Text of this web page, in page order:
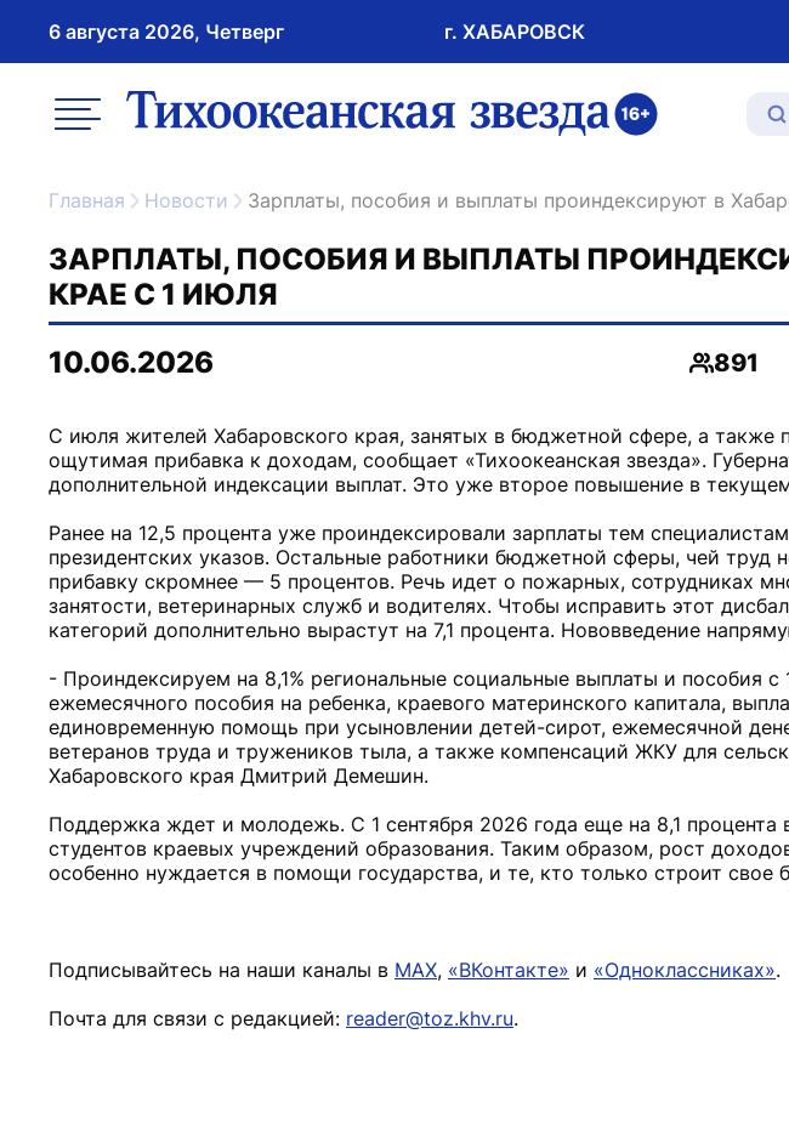
6 августа 2026, Четверг г. ХАБАРОВСК
меню ссылка на главную
Главная Новости Зарплаты, пособия и выплаты проиндексируют в
ЗАРПЛАТЫ, ПОСОБИЯ И ВЫПЛАТЫ
КРАЕ С 1 ИЮЛЯ
10.06.2026
891
С июля жителей Хабаровского края, занятых в бюджетной сфере, а также
ощутимая прибавка к доходам, сообщает «Тихоокеанская звезда».
дополнительной индексации выплат. Это уже второе повышение в
Ранее на 12,5 процента уже проиндексировали зарплаты тем
президентских указов. Остальные работники бюджетной сферы, чей труд
прибавку скромнее — 5 процентов. Речь идет о пожарных, сотрудниках
занятости, ветеринарных служб и водителях. Чтобы исправить этот
категорий дополнительно вырастут на 7,1 процента. Нововведение
- Проиндексируем на 8,1% региональные социальные выплаты и пособия
ежемесячного пособия на ребенка, краевого материнского капитала,
единовременную помощь при усыновлении детей-сирот, ежемесячной
ветеранов труда и тружеников тыла, а также компенсаций ЖКУ для
Хабаровского края Дмитрий Демешин.
Поддержка ждет и молодежь. С 1 сентября 2026 года еще на 8,1 процента
студентов краевых учреждений образования. Таким образом, рост
особенно нуждается в помощи государства, и те, кто только строит свое
Подписывайтесь на наши каналы в MAX, «ВКонтакте» и «Одноклассниках».
Почта для связи с редакцией: reader@toz.khv.ru.